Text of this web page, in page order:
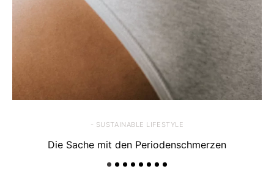
- SUSTAINABLE LIFESTYLE
Die Sache mit den Periodenschmerzen